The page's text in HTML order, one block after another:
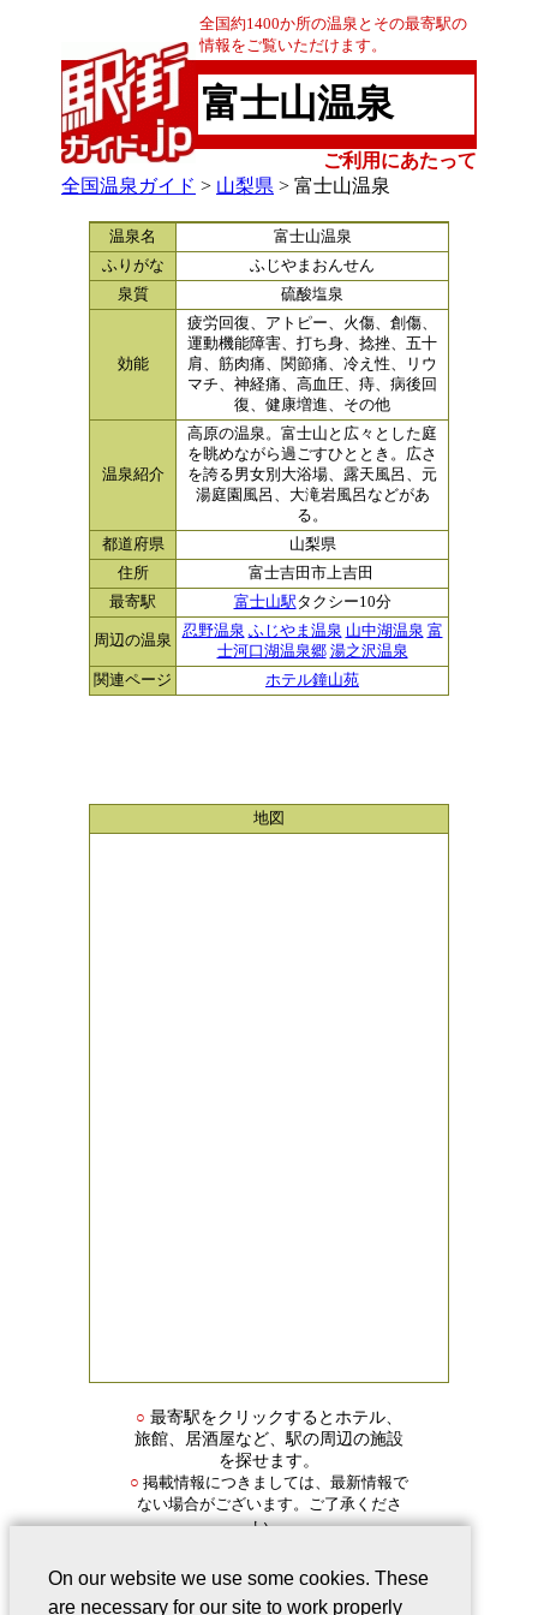
全国約1400か所の温泉とその最寄駅の
情報をご覧いただけます。
富士山温泉
ご利用にあたって
全国温泉ガイド > 山梨県 > 富士山温泉
温泉名
富士山温泉
ふりがな
ふじやまおんせん
泉質
硫酸塩泉
効能
疲労回復、アトピー、火傷、創傷、
運動機能障害、打ち身、捻挫、五十
肩、筋肉痛、関節痛、冷え性、リウ
マチ、神経痛、高血圧、痔、病後回
復、健康増進、その他
温泉紹介
高原の温泉。富士山と広々とした庭
を眺めながら過ごすひととき。広さ
を誇る男女別大浴場、露天風呂、元
湯庭園風呂、大滝岩風呂などがあ
る。
都道府県
山梨県
住所
富士吉田市上吉田
最寄駅
富士山駅タクシー10分
周辺の温泉
忍野温泉 ふじやま温泉 山中湖温泉 富
士河口湖温泉郷 湯之沢温泉
関連ページ
ホテル鐘山苑
地図
○ 最寄駅をクリックするとホテル、
旅館、居酒屋など、駅の周辺の施設
を探せます。
○ 掲載情報につきましては、最新情報で
ない場合がございます。ご了承くださ
い。
On our website we use some cookies. These
are necessary for our site to work properly